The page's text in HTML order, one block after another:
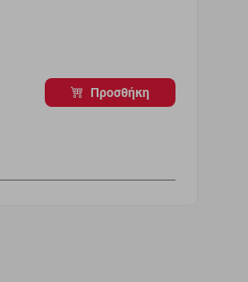
Προσθήκη